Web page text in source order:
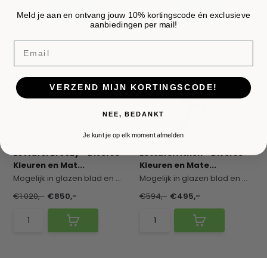
Eettafel Breezy - Diverse
Kleuren en Mat...
Mogelijk in glazen blad en marmeren blad, met zi...
€1.020,- €850,-
Eettafel Athen - Diverse
Kleuren en Mate...
Mogelijk in glazen blad en marmeren blad, met zi...
€594,- €495,-
Meld je aan en ontvang jouw 10% kortingscode én exclusieve
aanbiedingen per mail!
Email
VERZEND MIJN KORTINGSCODE!
NEE, BEDANKT
Je kunt je op elk moment afmelden